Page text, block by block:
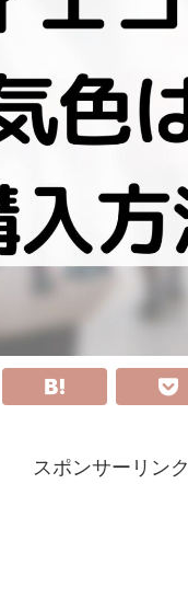
スポンサーリンク